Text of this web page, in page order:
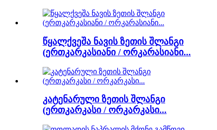
წყალქვეშა ნავის ზეთის შლანგი
(ერთკარკასიანი / ორკარასიანი...
კატენარული ზეთის შლანგი
(ერთკარკასი / ორკარკასი...